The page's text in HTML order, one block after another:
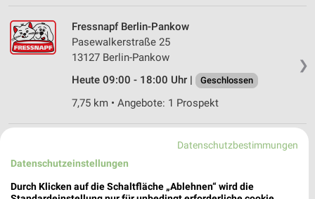
❯
Fressnapf Berlin-Pankow
Pasewalkerstraße 25
13127 Berlin-Pankow
Heute 09:00 - 18:00 Uhr |
Geschlossen
7,75 km • Angebote: 1 Prospekt
Fressnapf Berlin Reinickendorf Berlin-Pankow
Pankower Allee 47-49
Datenschutzbestimmungen
Datenschutzeinstellungen
Durch Klicken auf die Schaltfläche „Ablehnen“ wird die